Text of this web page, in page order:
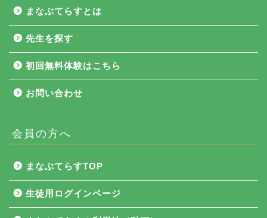
まなぶてらすとは
先生を探す
初回無料体験はこちら
お問い合わせ
会員の方へ
まなぶてらすTOP
生徒用ログインページ
NEWS
まなぶてらす活用法
教育コラム